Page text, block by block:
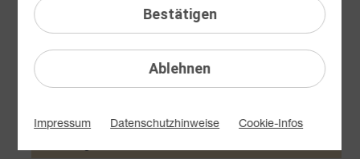
Festnetz-Glasfaser-Störung
Liefern
Problemlösung Festnetz
Ablehnen
Bestätigen
Impressum Datenschutzhinweise Cookie-Infos